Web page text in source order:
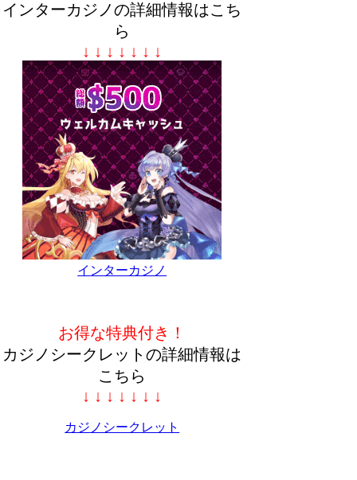
インターカジノの詳細情報はこち
ら
↓ ↓ ↓ ↓ ↓ ↓ ↓
インターカジノ
お得な特典付き！
カジノシークレットの詳細情報は
こちら
↓ ↓ ↓ ↓ ↓ ↓ ↓
カジノシークレット